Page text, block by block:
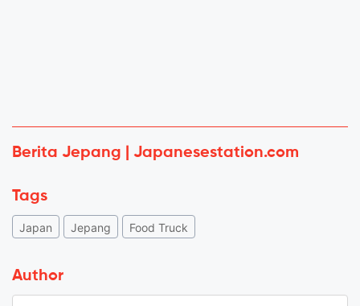
Berita Jepang | Japanesestation.com
Tags
Japan Jepang Food Truck
Author